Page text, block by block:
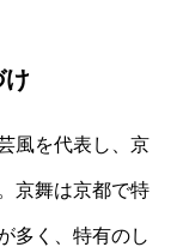
け
風を代表し、京
京舞は京都で特
多く、特有のし